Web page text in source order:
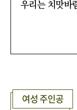
우리는 치맛바
여성 주인공